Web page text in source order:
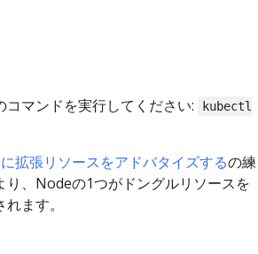
マンドを実行してください:
kubectl
拡張リソースをアドバタイズするの練
り、Nodeの1つがドングルリソースを
ます。